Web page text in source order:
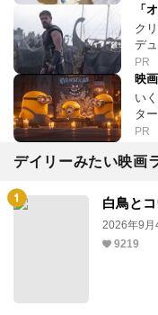
「
ク
デ
PR
映
い
タ
PR
デイリーみたい映画
白鳥と
2026年9月
9219